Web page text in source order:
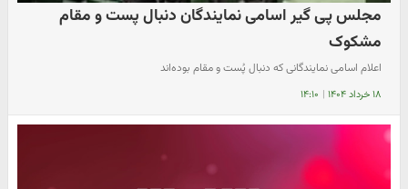
مجلس پی گیر اسامی نمایندگان دنبال پست و مقام
مشکوک
اعلام اسامی نمایندگانی که دنبال پُست و مقام بوده‌اند
۱۸ خرداد ۱۴۰۴ | ۱۴:۱۰